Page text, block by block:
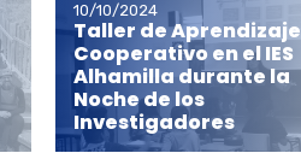
10/10/2024
Taller de Aprendizaje
Cooperativo en el IES
Alhamilla durante la
Noche de los
Investigadores